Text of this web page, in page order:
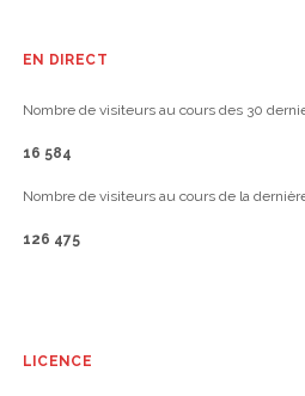
EN DIRECT
Nombre de visiteurs au cours des 30
16 584
Nombre de visiteurs au cours de la
126 475
LICENCE